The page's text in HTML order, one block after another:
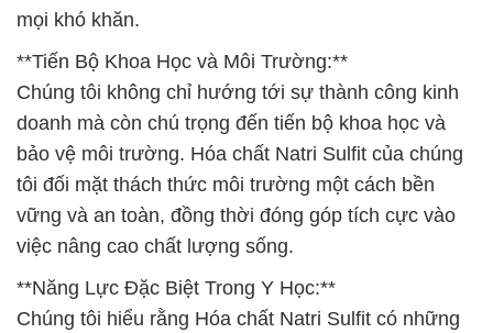
mọi khó khăn.
**Tiến Bộ Khoa Học và Môi Trường:**
Chúng tôi không chỉ hướng tới sự thành công kinh
doanh mà còn chú trọng đến tiến bộ khoa học và
bảo vệ môi trường. Hóa chất Natri Sulfit của chúng
tôi đối mặt thách thức môi trường một cách bền
vững và an toàn, đồng thời đóng góp tích cực vào
việc nâng cao chất lượng sống.
**Năng Lực Đặc Biệt Trong Y Học:**
Chúng tôi hiểu rằng Hóa chất Natri Sulfit có những